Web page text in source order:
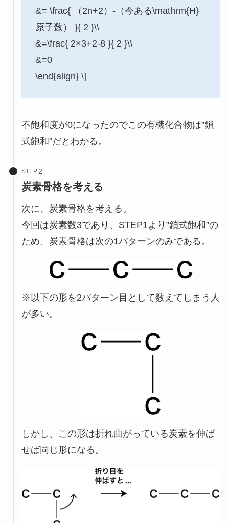
&= \frac{ （2n+2）-（今ある\mathrm{H}
原子数） }{ 2 }\\
&=\frac{ 2×3+2-8 }{ 2 }\\
&=0
\end{align} \]
不飽和度が0になったのでこの有機化合物は”鎖
式飽和”だとわかる。
STEP
炭素骨格を考える
次に、炭素骨格を考える。
今回は炭素数3であり、STEP1より”鎖式飽和”の
ため、炭素骨格は次の1パターンのみである。
※以下の形を2パターン目として数えてしまう人
が多い。
しかし、この形は折れ曲がっている炭素を伸ば
せば同じ形になる。